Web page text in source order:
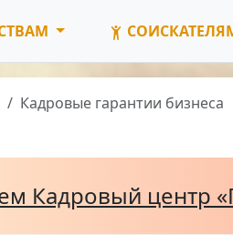
Кадровые гарантии бизнеса
Кадровый центр